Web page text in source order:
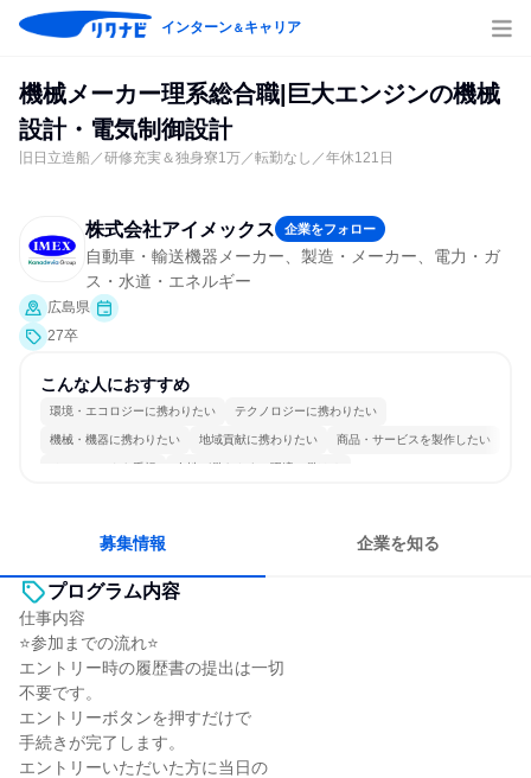
インターン＆キャリア
機械メーカー理系総合職|巨大エンジンの機械
設計・電気制御設計
旧日立造船／研修充実＆独身寮1万／転勤なし／年休121日
株式会社アイメックス 企業をフォロー
自動車・輸送機器メーカー、製造・メーカー、電力・ガ
ス・水道・エネルギー
広島県
27卒
こんな人におすすめ
環境・エコロジーに携わりたい テクノロジーに携わりたい
機械・機器に携わりたい 地域貢献に携わりたい 商品・サービスを製作したい
チームワークを重視 女性が働きやすい環境で働ける
募集情報 企業を知る
プログラム内容
仕事内容
⭐参加までの流れ⭐
エントリー時の履歴書の提出は一切
不要です。
エントリーボタンを押すだけで
手続きが完了します。
エントリーいただいた方に当日の